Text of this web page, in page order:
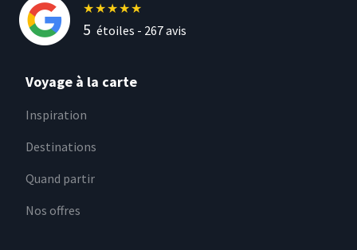
★★★★★
5 étoiles - 267avis
Voyage à la carte
Inspiration
Destinations
Quand partir
Nos offres